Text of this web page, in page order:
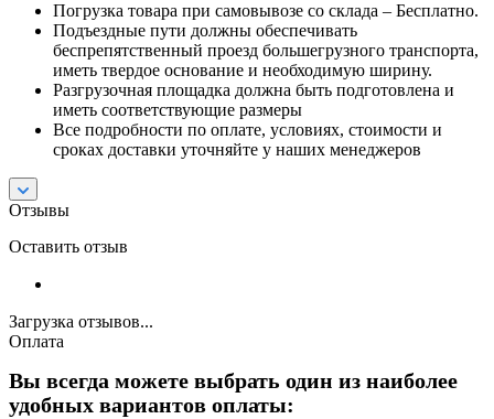
Погрузка товара при самовывозе со склада – Бесплатно.
Подъездные пути должны обеспечивать
беспрепятственный проезд большегрузного транспорта,
иметь твердое основание и необходимую ширину.
Разгрузочная площадка должна быть подготовлена и
иметь соответствующие размеры
Все подробности по оплате, условиях, стоимости и
сроках доставки уточняйте у наших менеджеров
Отзывы
Оставить отзыв
Загрузка отзывов...
Оплата
Вы всегда можете выбрать один из наиболее
удобных вариантов оплаты: